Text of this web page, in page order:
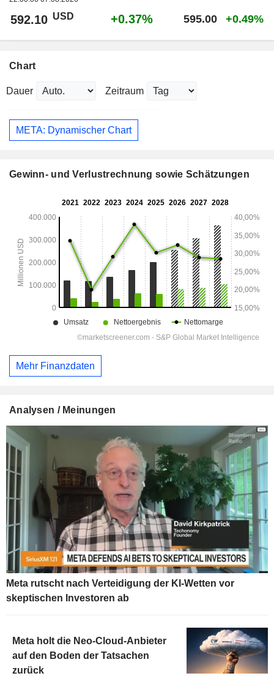
592.10 USD +0.37% 595.00 +0.49%
Chart
Dauer Zeitraum
META: Dynamischer Chart
Gewinn- und Verlustrechnung sowie Schätzungen
Mehr Finanzdaten
Analysen / Meinungen
Meta rutscht nach Verteidigung der KI-Wetten vor
skeptischen Investoren ab
Meta holt die Neo-Cloud-Anbieter
auf den Boden der Tatsachen
zurück